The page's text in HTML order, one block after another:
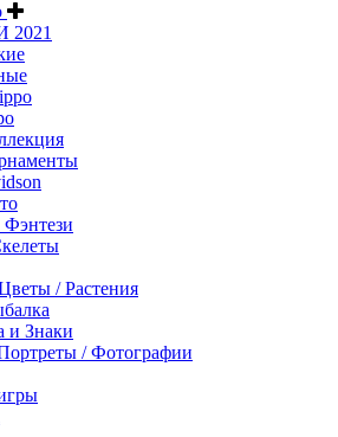
/ Растения
и Знаки
/ Фотографии